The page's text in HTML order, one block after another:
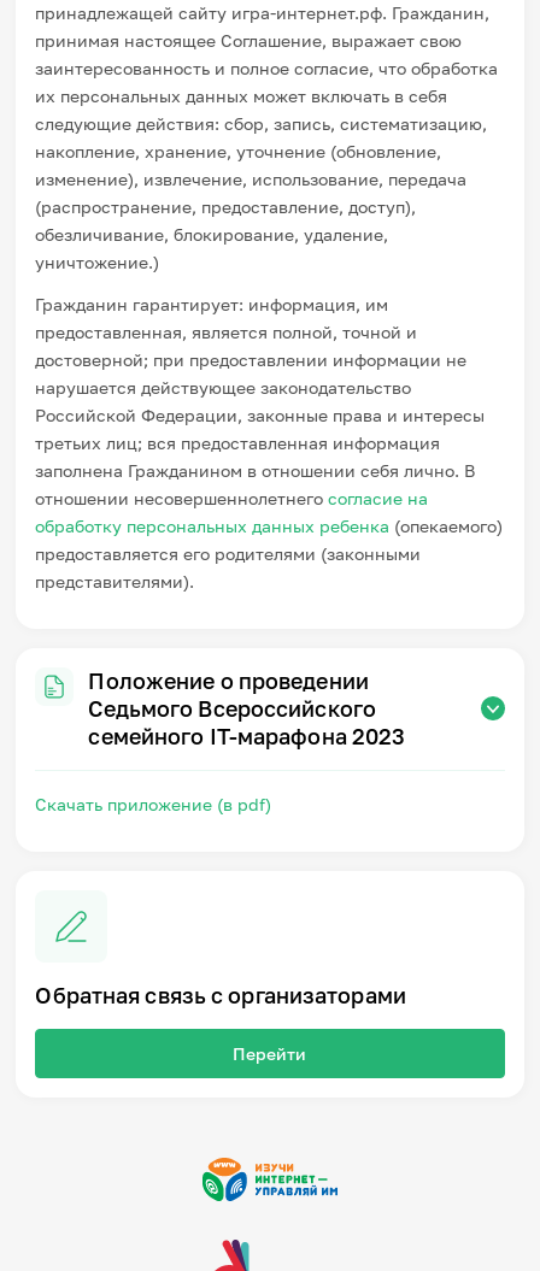
принадлежащей сайту игра-интернет.рф. Гражданин,
принимая настоящее Соглашение, выражает свою
заинтересованность и полное согласие, что обработка
их персональных данных может включать в себя
следующие действия: сбор, запись, систематизацию,
накопление, хранение, уточнение (обновление,
изменение), извлечение, использование, передача
(распространение, предоставление, доступ),
обезличивание, блокирование, удаление,
уничтожение.)
Гражданин гарантирует: информация, им
предоставленная, является полной, точной и
достоверной; при предоставлении информации не
нарушается действующее законодательство
Российской Федерации, законные права и интересы
третьих лиц; вся предоставленная информация
заполнена Гражданином в отношении себя лично. В
отношении несовершеннолетнегосогласие на
обработку персональных данных ребенка (опекаемого)
предоставляется его родителями (законными
представителями).
Положение о проведении
Седьмого Всероссийского
семейного IT-марафона 2023
Скачать приложение (в pdf)
Обратная связь с организаторами
Перейти